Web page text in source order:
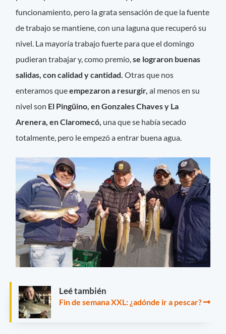
funcionamiento, pero la grata sensación de que la fuente
de trabajo se mantiene, con una laguna que recuperó su
nivel. La mayoría trabajo fuerte para que el domingo
pudieran trabajar y, como premio,se lograron buenas
salidas, con calidad y cantidad.Otras que nos
enteramos queempezaron a resurgir,al menos en su
nivel son El Pingüino, en Gonzales Chaves y La
Arenera, en Claromecó, una que se había secado
totalmente, pero le empezó a entrar buena agua.
Leé también
Fin de semana XXL: ¿adónde ir a pescar?